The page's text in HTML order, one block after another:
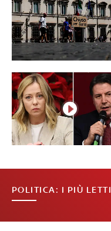
POLITICA: I PIÙ LETTI